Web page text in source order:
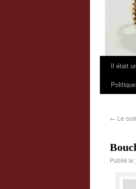
Il était
← Le
Publié le